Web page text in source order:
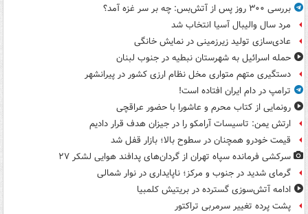
بررسی ۳۰۰ روز پس از آتش‌بس: چه بر سر غزه آمد؟
مرد سال والیبال آسیا انتخاب شد
عادی‌سازی تولید زیرزمینی در نمایش خانگی
حمله اسرائیل به شهرستان نبطیه در جنوب لبنان
دستگیری متهم متواری مخل نظام ارزی کشور در پیرانشهر
ترامپ در دام ایران افتاده است!
رونمایی از کتاب محرم و عاشورا با حضور عراقچی
ارتش یمن: تاسیسات آرامکو را در جیزان هدف قرار دادیم
قیمت خودرو همچنان در سطوح بالا؛ بازار قفل شد
سرکشی فرمانده سپاه تهران از گردان‌های پدافند هوایی لشکر ۲۷
گرمای شدید در جنوب و مرکز؛ ناپایداری در نوار شمالی
ادامه آتش‌سوزی گسترده در بریتیش کلمبیا
پشت پرده تغییر سرمربی تراکتور